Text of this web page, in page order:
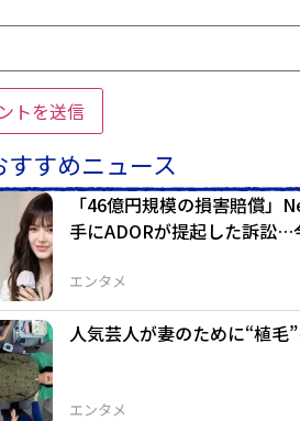
すすめニュース
エンタメ
「46億円規模の損害賠償
手にADORが提起した訴訟…
エンタメ
人気芸人が妻のために“植